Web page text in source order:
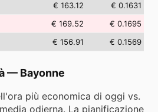
€ 163.12
€ 0.1631
€ 169.52
€ 0.1695
€ 156.91 € 0.1569
— Bayonne
più economica di oggi vs.
odierna. La pianificazione